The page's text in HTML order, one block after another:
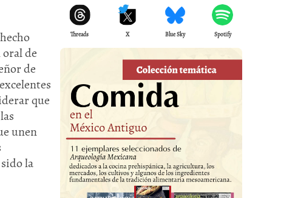
de
de
que
unen
la
Threads X Blue Sky Spotify